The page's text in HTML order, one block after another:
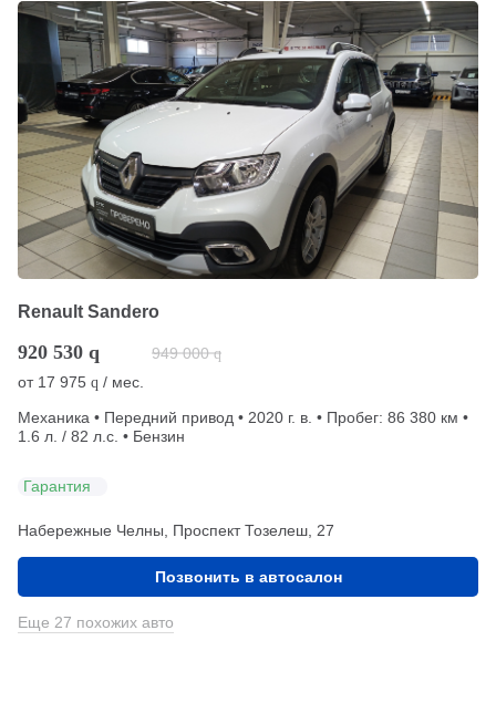
Renault Sandero
920 530 q 949 000 q
от 17 975 q / мес.
Механика • Передний привод • 2020 г. в. • Пробег: 86 380 км •
1.6 л. / 82 л.с. • Бензин
Гарантия
Набережные Челны, Проспект Тозелеш, 27
Позвонить в автосалон
Еще 27 похожих авто